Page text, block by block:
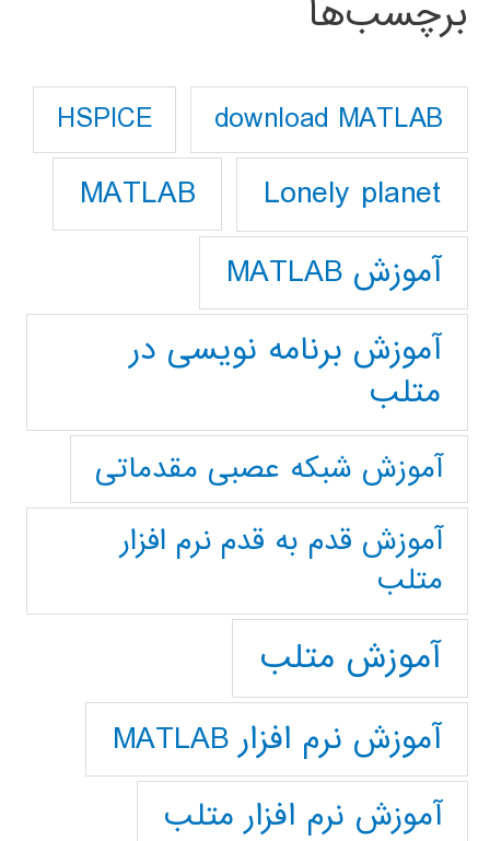
برچسب‌ها
download MATLAB
HSPICE
Lonely planet
MATLAB
آموزش MATLAB
آموزش برنامه نویسی در
متلب
آموزش شبکه عصبی مقدماتی
آموزش قدم به قدم نرم افزار
متلب
آموزش متلب
آموزش نرم افزار MATLAB
آموزش نرم افزار متلب